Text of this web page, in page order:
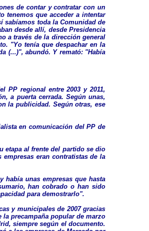
de contar y contratar con un
tenemos que acceder a intentar
sabíamos toda la Comunidad de
desde allí, desde Presidencia
a través de la dirección general
"Yo tenía que despachar en la
(...)", abundó. Y remató: "Había
PP regional entre 2003 y 2011,
a puerta cerrada. Según unas,
la publicidad. Según otras, ese
en comunicación del PP de
etapa al frente del partido se dio
eran contratistas de la
había unas empresas que hasta
han cobrado o han sido
para demostrarlo".
y municipales de 2007 gracias
la precampaña popular de marzo
siempre según el documento.